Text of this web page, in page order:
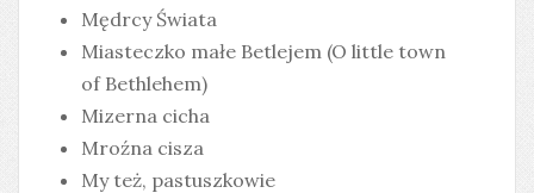
Mędrcy Świata
Miasteczko małe Betlejem (O little town
of Bethlehem)
Mizerna cicha
Mroźna cisza
My też, pastuszkowie